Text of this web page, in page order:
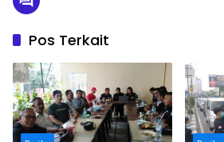
Pos Terkait